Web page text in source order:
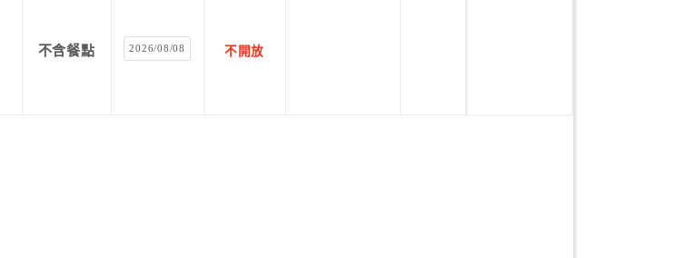
不含餐點 2026/08/08 不開放